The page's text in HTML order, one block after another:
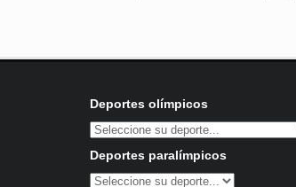
Deportes olímpicos
Deportes paralímpicos